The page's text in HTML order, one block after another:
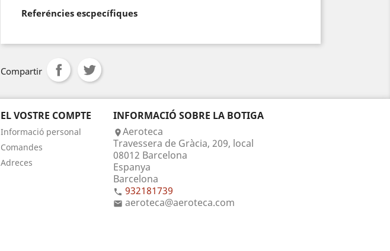
Referéncies escpecífiques
Compartir
EL VOSTRE COMPTE
Informació personal
Comandes
Adreces
INFORMACIÓ SOBRE LA BOTIGA
Aeroteca
Travessera de Gràcia, 209, local
08012 Barcelona
Espanya
Barcelona
 932181739
 aeroteca@aeroteca.com